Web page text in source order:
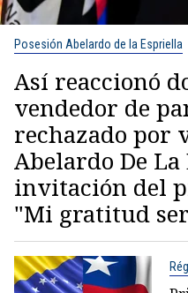
Posesión Abelardo de la Espriella
Así reaccionó
vendedor de
rechazado por
Abelardo De
invitación del
"Mi gratitud